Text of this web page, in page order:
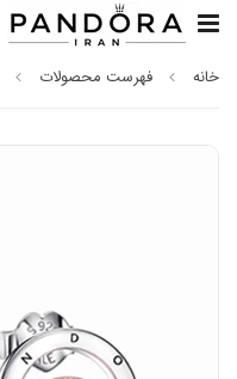
خانه فهرست محصولات